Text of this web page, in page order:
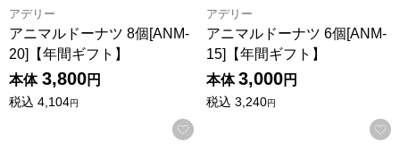
アデリー
アニマルドーナツ 8個[ANM-
20]【年間ギフト】
本体 3,800円
税込 4,104円
お気に入りに登録する
アデリー
アニマルドーナツ 6個[ANM-
15]【年間ギフト】
本体 3,000円
税込 3,240円